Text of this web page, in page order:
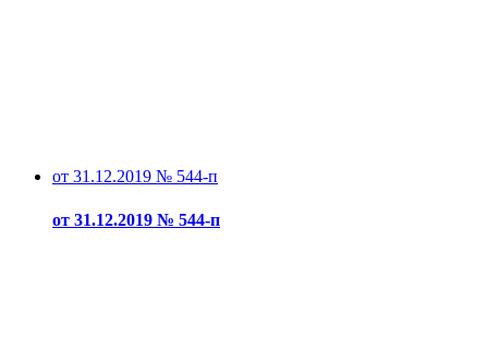
от 31.12.2019 № 544-п
от 31.12.2019 № 544-п